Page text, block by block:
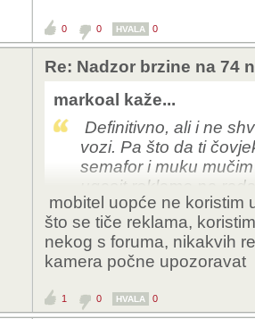
A ovi previše
sprečit, čim mu
džaba platio
treba ljude
su živčani,
da bi preživjeli,
strpljenja, što
Vjeruj mi da je veći
mobitel u odnosu na
0 0 HVALA 0
Re: Nadzor brzine na 74
markoal kaže...
Definitivno, ali i ne
vozi. Pa što da ti
semafor i muku
ugasit reklame na
moram stisnut x u
mobitel uopće ne koristim
što se tiče reklama,
nekog s foruma, nikakvih
kamera počne upozoravat
1 0 HVALA 0